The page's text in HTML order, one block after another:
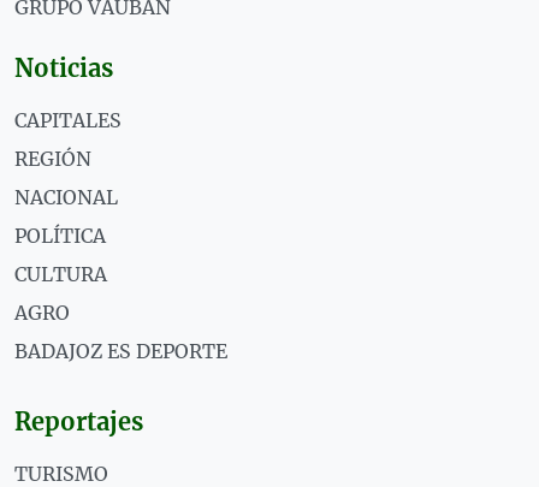
GRUPO VAUBÁN
Noticias
CAPITALES
REGIÓN
NACIONAL
POLÍTICA
CULTURA
AGRO
BADAJOZ ES DEPORTE
Reportajes
TURISMO